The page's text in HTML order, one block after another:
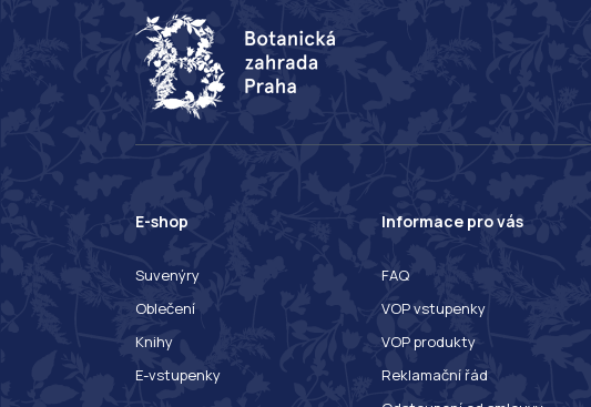
E-shop
Suvenýry
Oblečení
Knihy
E-vstupenky
Informace pro vás
FAQ
VOP vstupenky
VOP produkty
Reklamační řád